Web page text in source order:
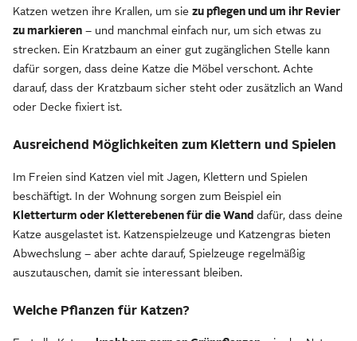
Katzen wetzen ihre Krallen, um sie zu pflegen und um ihr Revier
zu markieren – und manchmal einfach nur, um sich etwas zu
strecken. Ein Kratzbaum an einer gut zugänglichen Stelle kann
dafür sorgen, dass deine Katze die Möbel verschont. Achte
darauf, dass der Kratzbaum sicher steht oder zusätzlich an Wand
oder Decke fixiert ist.
Ausreichend Möglichkeiten zum Klettern und Spielen
Im Freien sind Katzen viel mit Jagen, Klettern und Spielen
beschäftigt. In der Wohnung sorgen zum Beispiel ein
Kletterturm oder Kletterebenen für die Wand dafür, dass deine
Katze ausgelastet ist. Katzenspielzeuge und Katzengras bieten
Abwechslung – aber achte darauf, Spielzeuge regelmäßig
auszutauschen, damit sie interessant bleiben.
Welche Pflanzen für Katzen?